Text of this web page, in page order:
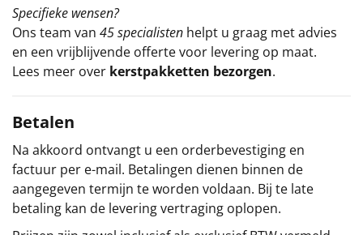
Specifieke wensen?
Ons team van 45 specialisten helpt u graag met advies
en een vrijblijvende offerte voor levering op maat.
Lees meer over kerstpakketten bezorgen.
Betalen
Na akkoord ontvangt u een orderbevestiging en
factuur per e-mail. Betalingen dienen binnen de
aangegeven termijn te worden voldaan. Bij te late
betaling kan de levering vertraging oplopen.